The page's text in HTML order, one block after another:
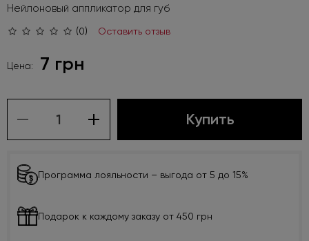
Нейлоновый аппликатор для губ
(0) Оставить отзыв
Цена: 7 грн
Купить
Программа лояльности – выгода от 5 до 15%
Подарок к каждому заказу от 450 грн